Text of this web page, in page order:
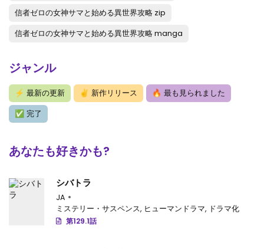
第45.1話 : 【第 45.1 話】
第44話: 第44話-v3
第43.1話
第42.3話: 【第 42.3 話】
第42.2話
第42.1話: 【第 42.1 話】
第40.2話: 第40.2話
第40.1話: 第40.1話
信者ゼロの女神サマと始める異世界攻略 zip
信者ゼロの女神サマと始める異世界攻略 manga
ジャンル
⚡ 最新の更新 ✌ 新作リリース 🔥 最も見られました
✅ 完了
あなたも好きかも?
シバトラ
JA
ミステリー・サスペンス, ヒューマンドラマ, ドラマ化
第129.1話